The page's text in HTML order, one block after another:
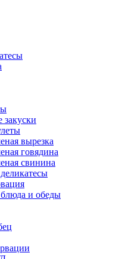
вырезка
говядина
свинина
и обеды